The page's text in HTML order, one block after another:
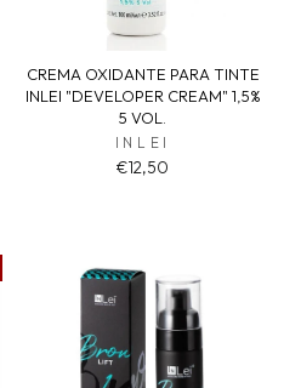
CREMA OXIDANTE PARA TINTE
INLEI "DEVELOPER CREAM" 1,5%
5 VOL.
INLEI
€12,50